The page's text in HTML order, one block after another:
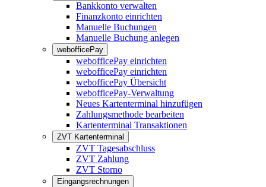
Bankkonto verwalten
Finanzkonto einrichten
Manuelle Buchungen
Manuelle Buchung anlegen
webofficePay
webofficePay einrichten
webofficePay einrichten
webofficePay Übersicht
webofficePay-Verwaltung
Neues Kartenterminal hinzufügen
Zahlungsmethode bearbeiten
Kartenterminal Transaktionen
ZVT Kartenterminal
ZVT Tagesabschluss
ZVT Zahlung
ZVT Storno
Eingangsrechnungen